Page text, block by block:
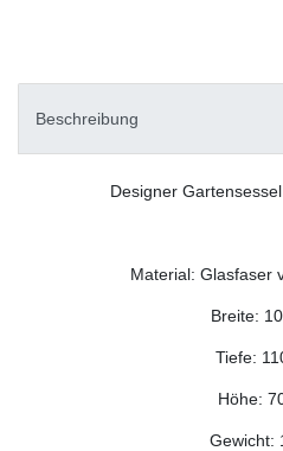
Beschreibung
Designer
Material: Glasfaser
Breite:
Tiefe:
Höhe:
Gewicht: